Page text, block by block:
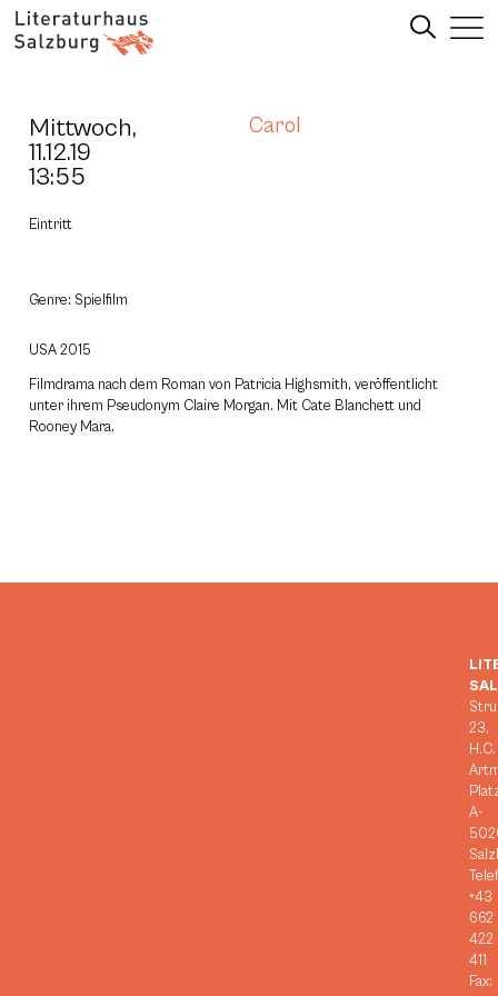
Mittwoch,
11.12.19
13:55
Carol
Eintritt
Genre: Spielfilm
USA 2015
Filmdrama nach dem Roman von Patricia Highsmith, veröffentlicht
unter ihrem Pseudonym Claire Morgan. Mit Cate Blanchett und
Rooney Mara.
23,
H.C.
A-
+43
662
422
411
Fax: